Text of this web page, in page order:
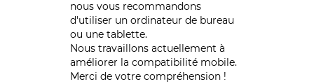
nous vous recommandons
d'utiliser un ordinateur de bureau
ou une tablette.
Nous travaillons actuellement à
améliorer la compatibilité mobile.
Merci de votre compréhension !